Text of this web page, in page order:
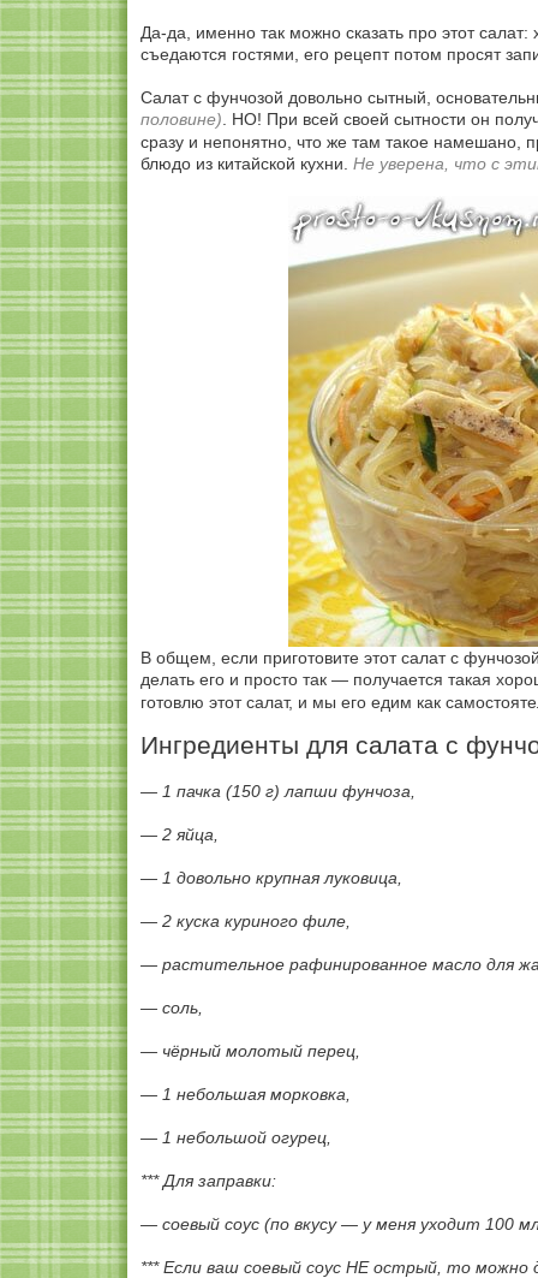
Да-да, именно так можно сказать про этот
съедаются гостями, его рецепт потом просят
Салат с фунчозой довольно сытный,
половине) . НО! При всей своей сытности он
сразу и непонятно, что же там такое намешано,
блюдо из китайской кухни. Не уверена, что с
В общем, если приготовите этот салат с
делать его и просто так — получается такая
готовлю этот салат, и мы его едим как
Ингредиенты для салата с
— 1 пачка (150 г) лапши фунчоза,
— 2 яйца,
— 1 довольно крупная луковица,
— 2 куска куриного филе,
— растительное рафинированное масло для
— соль,
— чёрный молотый перец,
— 1 небольшая морковка,
— 1 небольшой огурец,
*** Для заправки:
— соевый соус (по вкусу — у меня уходит 100
*** Если ваш соевый соус НЕ острый, то можно